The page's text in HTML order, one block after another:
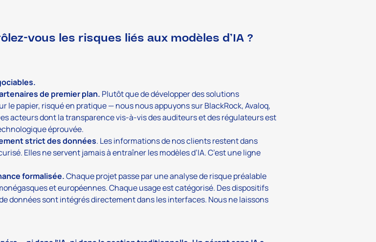
vous les risques liés aux modèles d’IA ?
de premier plan. Plutôt que de développer des solutions
le papier, risqué en pratique — nous nous appuyons sur BlackRock, Avaloq,
acteurs dont la transparence vis-à-vis des auditeurs et des régulateurs est
éprouvée.
strict des données. Les informations de nos clients restent dans
Elles ne servent jamais à entraîner les modèles d’IA. C’est une ligne
formalisée.Chaque projet passe par une analyse de risque préalable
et européennes. Chaque usage est catégorisé. Des dispositifs
données sont intégrés directement dans les interfaces. Nous ne laissons